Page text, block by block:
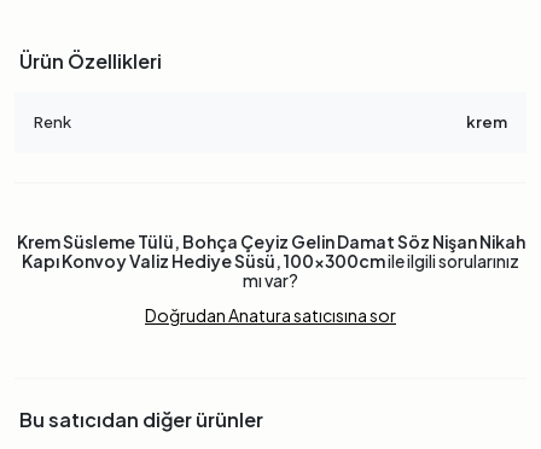
Ürün Özellikleri
Renk krem
Krem Süsleme Tülü, Bohça Çeyiz Gelin Damat Söz Nişan Nikah
Kapı Konvoy Valiz Hediye Süsü, 100x300cmile ilgili sorularınız
mı var?
Doğrudan Anatura satıcısına sor
Bu satıcıdan diğer ürünler